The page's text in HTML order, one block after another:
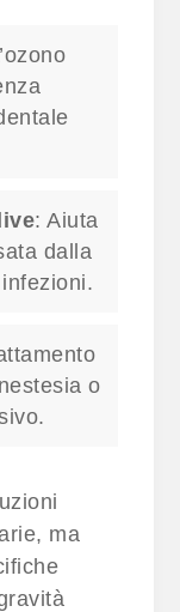
: Aiuta
dalla
o
ma